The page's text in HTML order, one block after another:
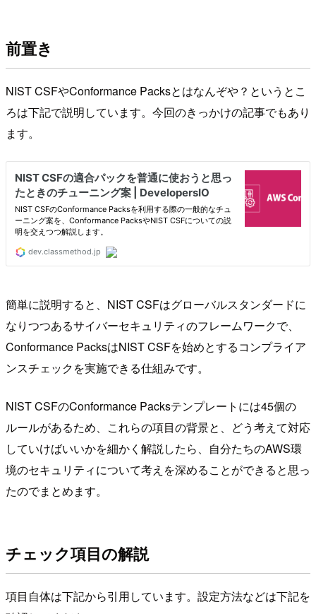
前置き
NIST CSFやConformance Packsとはなんぞや？というとこ
ろは下記で説明しています。今回のきっかけの記事でもあり
ます。
簡単に説明すると、NIST CSFはグローバルスタンダードに
なりつつあるサイバーセキュリティのフレームワークで、
Conformance PacksはNIST CSFを始めとするコンプライア
ンスチェックを実施できる仕組みです。
NIST CSFのConformance Packsテンプレートには45個の
ルールがあるため、これらの項目の背景と、どう考えて対応
していけばいいかを細かく解説したら、自分たちのAWS環
境のセキュリティについて考えを深めることができると思っ
たのでまとめます。
チェック項目の解説
項目自体は下記から引用しています。設定方法などは下記を